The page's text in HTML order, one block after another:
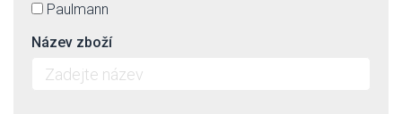
Paulmann
Název zboží